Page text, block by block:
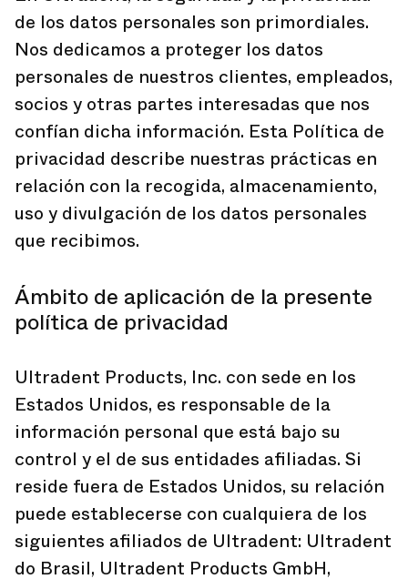
de los datos personales son primordiales.
Nos dedicamos a proteger los datos
personales de nuestros clientes, empleados,
socios y otras partes interesadas que nos
confían dicha información. Esta Política de
privacidad describe nuestras prácticas en
relación con la recogida, almacenamiento,
uso y divulgación de los datos personales
que recibimos.
Ámbito de aplicación de la presente
política de privacidad
Ultradent Products, Inc. con sede en los
Estados Unidos, es responsable de la
información personal que está bajo su
control y el de sus entidades afiliadas. Si
reside fuera de Estados Unidos, su relación
puede establecerse con cualquiera de los
siguientes afiliados de Ultradent: Ultradent
do Brasil, Ultradent Products GmbH,